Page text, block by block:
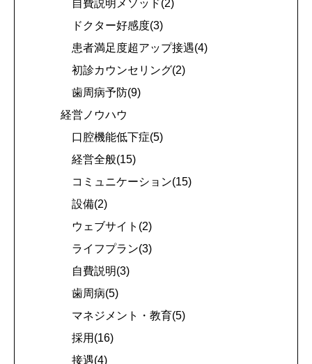
自費説明メソッド(2)
ドクター好感度(3)
患者満足度超アップ接遇(4)
初診カウンセリング(2)
歯周病予防(9)
経営ノウハウ
口腔機能低下症(5)
経営全般(15)
コミュニケーション(15)
設備(2)
ウェブサイト(2)
ライフプラン(3)
自費説明(3)
歯周病(5)
マネジメント・教育(5)
採用(16)
接遇(4)